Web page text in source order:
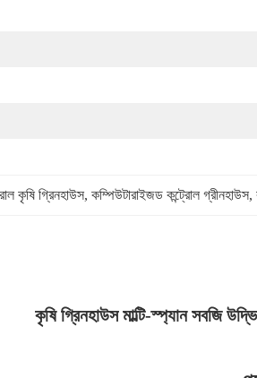
কৃষি গ্রিনহাউস, কম্পিউটারাইজড কন্ট্রোল গ্রীনহাউস,
কৃষি গ্রিনহাউস মাল্টি-স্প্যান সবজি